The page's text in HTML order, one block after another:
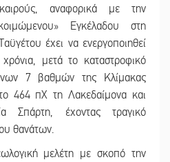
αναφορικά με την
Εγκέλαδου στη
έχει να ενεργοποιηθεί
μετά το καταστροφικό
7 βαθμών της Κλίμακας
464 πΧ τη Λακεδαίμονα και
Σπάρτη, έχοντας τραγικό
θανάτων.
μελέτη με σκοπό την